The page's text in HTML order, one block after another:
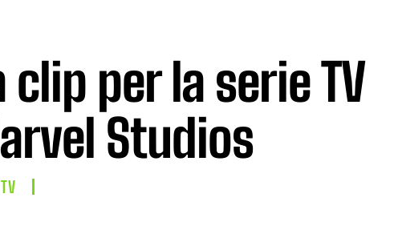
per la serie TV
Studios